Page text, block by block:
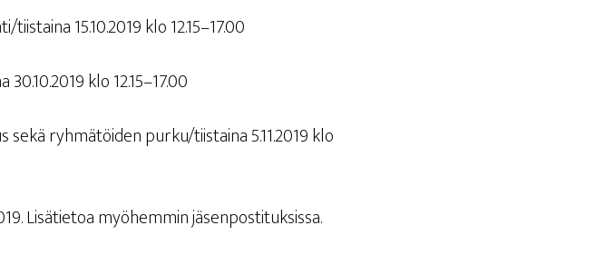
15.10.2019 klo 12.15–17.00
klo 12.15–17.00
ryh­mä­töi­den purku/tiistaina 5.11.2019 klo
Lisä­tie­toa myö­hem­min jäsenpostituksissa.